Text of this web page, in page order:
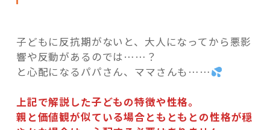
子どもに反抗期がないと、大人になってから悪影
響や反動があるのでは……？
と心配になるパパさん、ママさんも……
上記で解説した子どもの特徴や性格。
親と価値観が似ている場合ともともとの性格が穏